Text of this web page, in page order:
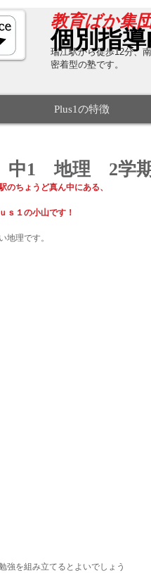
教育ばか集
個別指
瑞江駅から徒歩12分、
密着型の塾です。
Plus1の特徴
1 地理 2学期
のちょうど真ん中にある、
ｓ１の小山です！
地理です。
強を組み立てるとよいでしょう